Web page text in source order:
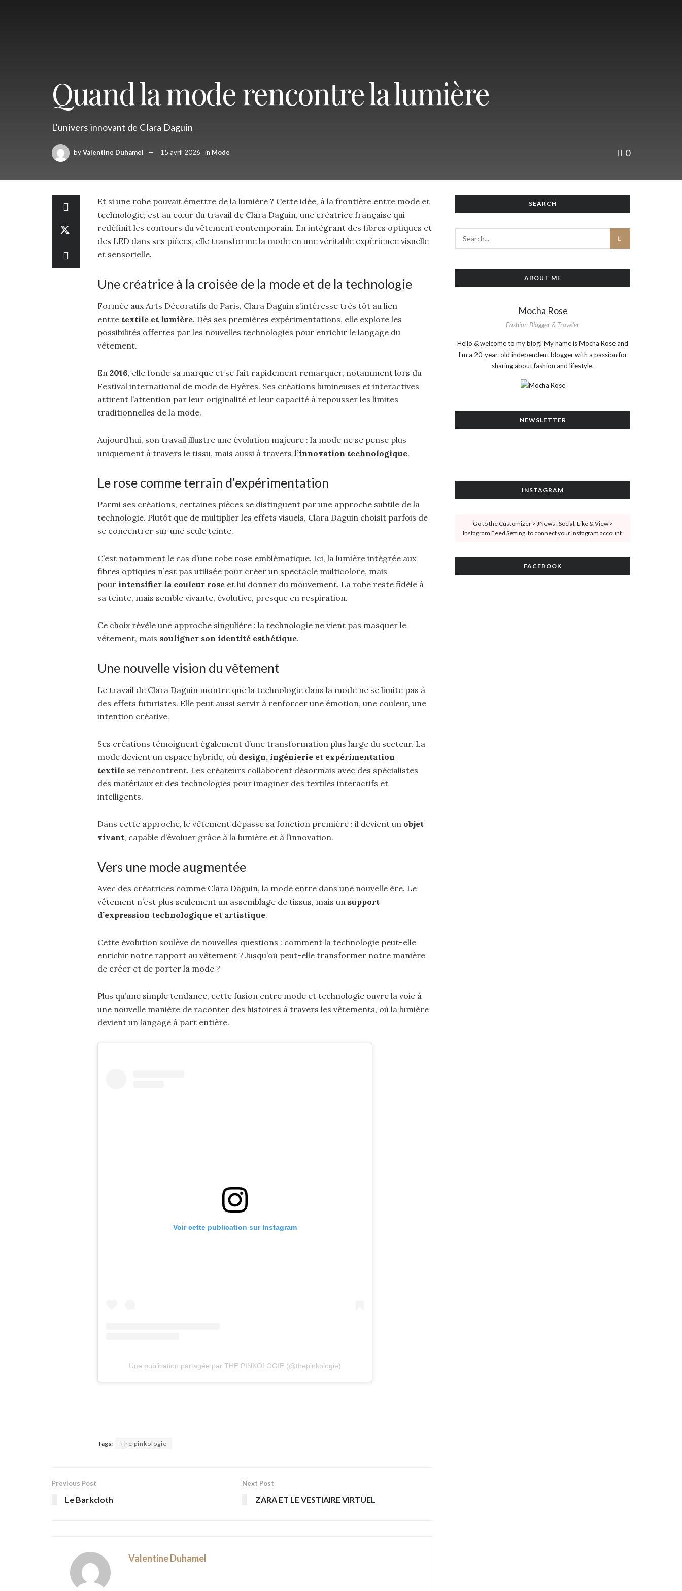
Quand la mode rencontre la lumière
L’univers innovant de Clara Daguin
byValentine Duhamel 15 avril 2026 in Mode 0
Et si une robe pouvait émettre de la lumière ? Cette idée, à la frontière entre mode et
technologie, est au cœur du travail de Clara Daguin, une créatrice française qui
redéfinit les contours du vêtement contemporain. En intégrant des fibres optiques et
des LED dans ses pièces, elle transforme la mode en une véritable expérience visuelle
et sensorielle.
Une créatrice à la croisée de la mode et de la technologie
Formée aux Arts Décoratifs de Paris, Clara Daguin s’intéresse très tôt au lien
entre textile et lumière. Dès ses premières expérimentations, elle explore les
possibilités offertes par les nouvelles technologies pour enrichir le langage du
vêtement.
En 2016, elle fonde sa marque et se fait rapidement remarquer, notamment lors du
Festival international de mode de Hyères. Ses créations lumineuses et interactives
attirent l’attention par leur originalité et leur capacité à repousser les limites
traditionnelles de la mode.
Aujourd’hui, son travail illustre une évolution majeure : la mode ne se pense plus
uniquement à travers le tissu, mais aussi à travers l’innovation technologique.
Le rose comme terrain d’expérimentation
Parmi ses créations, certaines pièces se distinguent par une approche subtile de la
technologie. Plutôt que de multiplier les effets visuels, Clara Daguin choisit parfois de
se concentrer sur une seule teinte.
C’est notamment le cas d’une robe rose emblématique. Ici, la lumière intégrée aux
fibres optiques n’est pas utilisée pour créer un spectacle multicolore, mais
pour intensifier la couleur rose et lui donner du mouvement. La robe reste fidèle à
sa teinte, mais semble vivante, évolutive, presque en respiration.
Ce choix révèle une approche singulière : la technologie ne vient pas masquer le
vêtement, mais souligner son identité esthétique.
Une nouvelle vision du vêtement
Le travail de Clara Daguin montre que la technologie dans la mode ne se limite pas à
des effets futuristes. Elle peut aussi servir à renforcer une émotion, une couleur, une
intention créative.
Ses créations témoignent également d’une transformation plus large du secteur. La
mode devient un espace hybride, où design, ingénierie et expérimentation
textile se rencontrent. Les créateurs collaborent désormais avec des spécialistes
des matériaux et des technologies pour imaginer des textiles interactifs et
intelligents.
Dans cette approche, le vêtement dépasse sa fonction première : il devient un objet
vivant, capable d’évoluer grâce à la lumière et à l’innovation.
Vers une mode augmentée
Avec des créatrices comme Clara Daguin, la mode entre dans une nouvelle ère. Le
vêtement n’est plus seulement un assemblage de tissus, mais un support
d’expression technologique et artistique.
Cette évolution soulève de nouvelles questions : comment la technologie peut-elle
enrichir notre rapport au vêtement ? Jusqu’où peut-elle transformer notre manière
de créer et de porter la mode ?
Plus qu’une simple tendance, cette fusion entre mode et technologie ouvre la voie à
une nouvelle manière de raconter des histoires à travers les vêtements, où la lumière
devient un langage à part entière.
Voir cette publication sur Instagram
Une publication partagée par THE PINKOLOGIE (@thepinkologie)
Tags: The pinkologie
Previous Post
Le Barkcloth
Next Post
ZARA ET LE VESTIAIRE VIRTUEL
Valentine Duhamel
SEARCH
ABOUT ME
Mocha Rose
Fashion Blogger & Traveler
Hello & welcome to my blog! My name is Mocha Rose and
I'm a 20-year-old independent blogger with a passion for
sharing about fashion and lifestyle.
NEWSLETTER
INSTAGRAM
Go to the Customizer > JNews : Social, Like & View >
Instagram Feed Setting, to connect your Instagram account.
FACEBOOK